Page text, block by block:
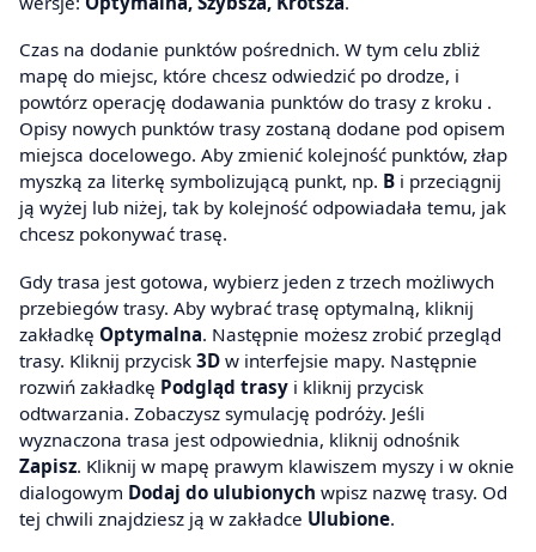
Czas na dodanie punktów pośrednich. W tym celu zbliż
mapę do miejsc, które chcesz odwiedzić po drodze, i
powtórz operację dodawania punktów do trasy z kroku .
Opisy nowych punktów trasy zostaną dodane pod opisem
miejsca docelowego. Aby zmienić kolejność punktów, złap
myszką za literkę symbolizującą punkt, np. B i przeciągnij
ją wyżej lub niżej, tak by kolejność odpowiadała temu, jak
chcesz pokonywać trasę.
Gdy trasa jest gotowa, wybierz jeden z trzech możliwych
przebiegów trasy. Aby wybrać trasę optymalną, kliknij
zakładkę Optymalna. Następnie możesz zrobić przegląd
trasy. Kliknij przycisk 3D w interfejsie mapy. Następnie
rozwiń zakładkę Podgląd trasy i kliknij przycisk
odtwarzania. Zobaczysz symulację podróży. Jeśli
wyznaczona trasa jest odpowiednia, kliknij odnośnik
Zapisz. Kliknij w mapę prawym klawiszem myszy i w oknie
dialogowym Dodaj do ulubionych wpisz nazwę trasy. Od
tej chwili znajdziesz ją w zakładce Ulubione.